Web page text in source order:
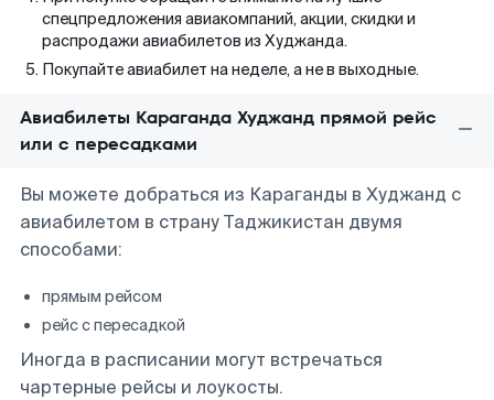
спецпредложения авиакомпаний, акции, скидки и
распродажи авиабилетов из Худжанда.
Покупайте авиабилет на неделе, а не в выходные.
Авиабилеты Караганда Худжанд прямой рейс
или с пересадками
Вы можете добраться из Караганды в Худжанд с
авиабилетом в страну Таджикистан двумя
способами:
прямым рейсом
рейс с пересадкой
Иногда в расписании могут встречаться
чартерные рейсы и лоукосты.